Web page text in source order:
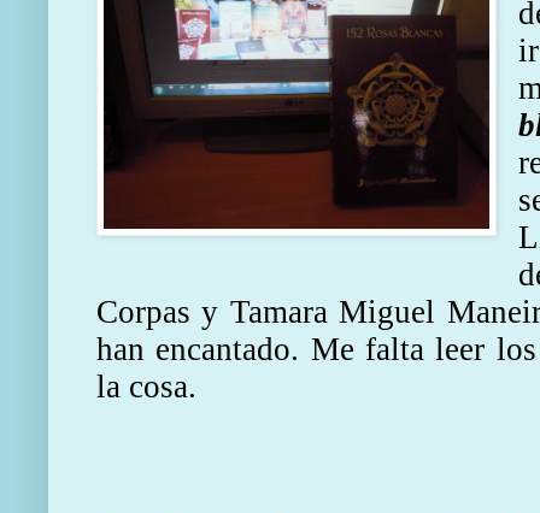
Corpas y Tamara Miguel
han encantado. Me falta leer
la cosa.